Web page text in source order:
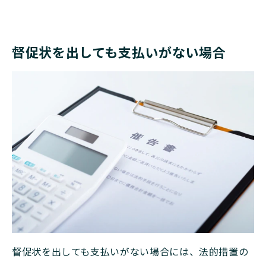
督促状を出しても支払いがない場合
督促状を出しても支払いがない場合には、法的措置の